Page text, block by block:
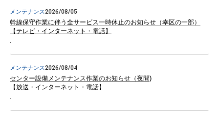
メンテナンス2026/08/05
幹線保守作業に伴う全サービス一時休止のお知らせ（幸区の一部）
【テレビ・インターネット・電話】
メンテナンス2026/08/04
センター設備メンテナンス作業のお知らせ（夜間)
【放送・インターネット・電話】